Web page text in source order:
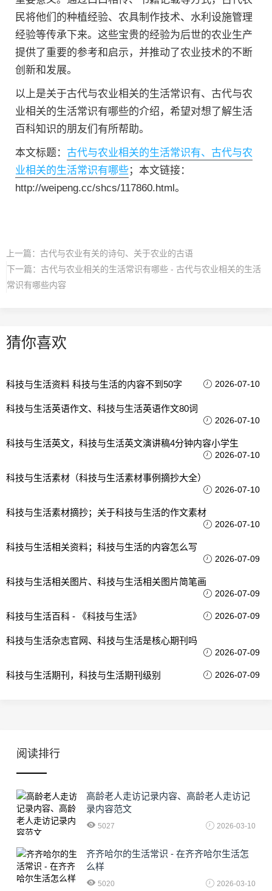
民将他们的种植经验、农具制作技术、水利设施管理
经验等传承下来。这些宝贵的经验为后世的农业生产
提供了重要的参考和启示，并推动了农业技术的不断
创新和发展。
以上是关于古代与农业相关的生活常识有、古代与农
业相关的生活常识有哪些的介绍，希望对想了解生活
百科知识的朋友们有所帮助。
本文标题： 古代与农业相关的生活常识有、古代与农
业相关的生活常识有哪些；本文链接：
http://weipeng.cc/shcs/117860.html。
上一篇： 古代与农业有关的诗句、关于农业的古语
下一篇： 古代与农业相关的生活常识有哪些 - 古代与农业相关的生活
常识有哪些内容
猜你喜欢
科技与生活资料 科技与生活的内容不到50字 2026-07-10
科技与生活英语作文、科技与生活英语作文80词
2026-07-10
科技与生活英文，科技与生活英文演讲稿4分钟内容小学生
2026-07-10
科技与生活素材（科技与生活素材事例摘抄大全）
2026-07-10
科技与生活素材摘抄；关于科技与生活的作文素材
2026-07-10
科技与生活相关资料；科技与生活的内容怎么写
2026-07-09
科技与生活相关图片、科技与生活相关图片简笔画
2026-07-09
科技与生活百科 - 《科技与生活》 2026-07-09
科技与生活杂志官网、科技与生活是核心期刊吗
2026-07-09
科技与生活期刊，科技与生活期刊级别 2026-07-09
阅读排行
高龄老人走访记录内容、高龄老人走访记
录内容范文
5027 2026-03-10
齐齐哈尔的生活常识 - 在齐齐哈尔生活怎
么样
5020 2026-03-10